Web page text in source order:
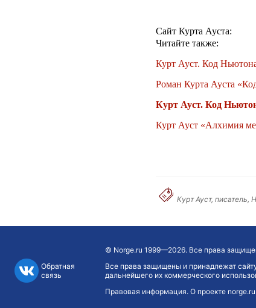
Сайт Курта Ауста:
Читайте также:
Курт Ауст. Код
Роман Курта Ауста
Курт Ауст. Код
Курт Ауст «Алхимия
Курт Ауст, писатель,
Обратная
связь
© Norge.ru 1999—2026. Все права
Все права защищены и принадлежат
дальнейшего их коммерческого
Правовая информация. О проекте norge.ru